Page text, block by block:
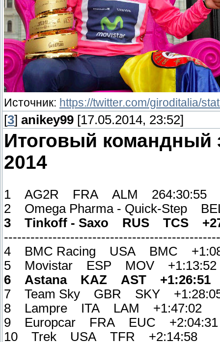
Источник: https://twitter.com/giroditalia/
[3] anikey99 [17.05.2014, 23:52]
Итоговый командный
2014
1 AG2R FRA ALM 264:30:55
2 Omega Pharma - Quick-Step
3 Tinkoff - Saxo RUS TCS
4 BMC Racing USA BMC
5 Movistar ESP MOV +1:13:52
6 Astana KAZ AST +1:26:51
7 Team Sky GBR SKY
8 Lampre ITA LAM +1:47:02
9 Europcar FRA EUC +2:04:31
10 Trek USA TFR +2:14:58